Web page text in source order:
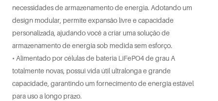
necessidades de armazenamento de energia. Adotando um
design modular, permite expansão livre e capacidade
personalizada, ajudando você a criar uma solução de
armazenamento de energia sob medida sem esforço.
• Alimentado por células de bateria LiFePO4 de grau A
totalmente novas, possui vida útil ultralonga e grande
capacidade, garantindo um fornecimento de energia estável
para uso a longo prazo.